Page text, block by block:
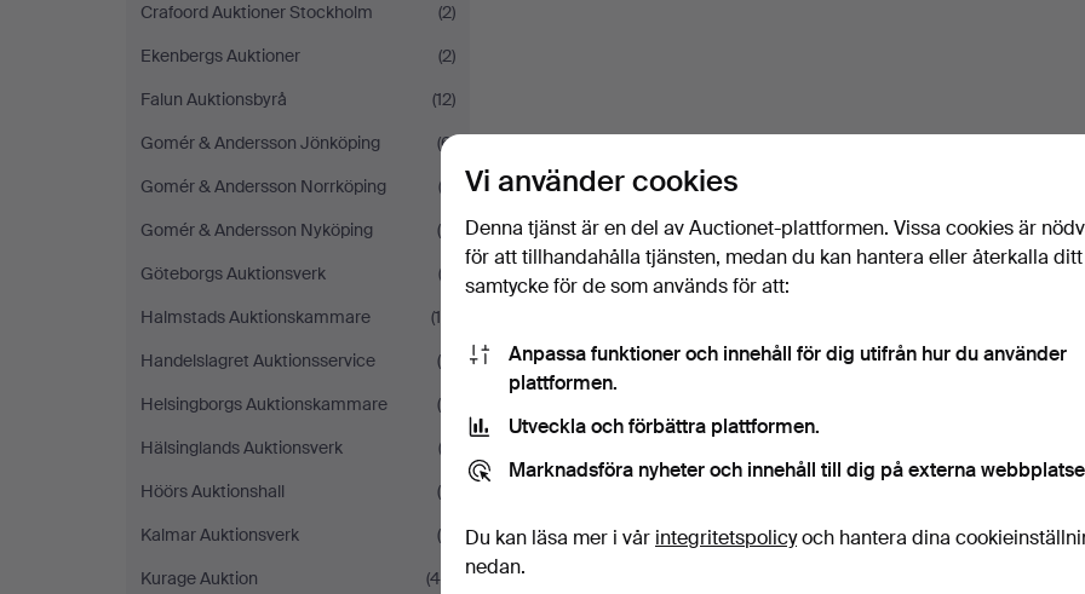
Crafoord Auktioner Stockholm
(2)
Ekenbergs Auktioner
(2)
Falun Auktionsbyrå
(12)
Gomér & Andersson Jönköping
(6)
Gomér & Andersson Norrköping
(3)
Gomér & Andersson Nyköping
(5)
Göteborgs Auktionsverk
(2)
Halmstads Auktionskammare
(10)
Handelslagret Auktionsservice
(8)
Helsingborgs Auktionskammare
(5)
Hälsinglands Auktionsverk
(3)
Höörs Auktionshall
(4)
Kalmar Auktionsverk
(8)
Kurage Auktion
(46)
Vi använder cookies
Denna tjänst är en del av Auctionet-plattformen. Vissa cookies är
för att tillhandahålla tjänsten, medan du kan hantera eller återkalla ditt
samtycke för de som används för att:
Anpassa funktioner och innehåll för dig utifrån hur du använder
plattformen.
Utveckla och förbättra plattformen.
Marknadsföra nyheter och innehåll till dig på externa
Du kan läsa mer i vår integritetspolicyoch hantera dina
nedan.